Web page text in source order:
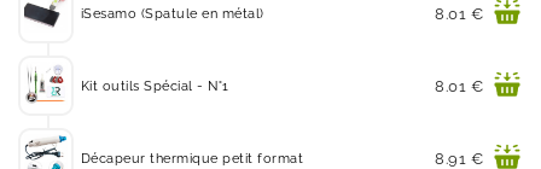
iSesamo (Spatule en métal) Prix
8.01 €
Kit outils Spécial - N°1 Prix
8.01 €
Décapeur thermique petit format Prix
8.91 €